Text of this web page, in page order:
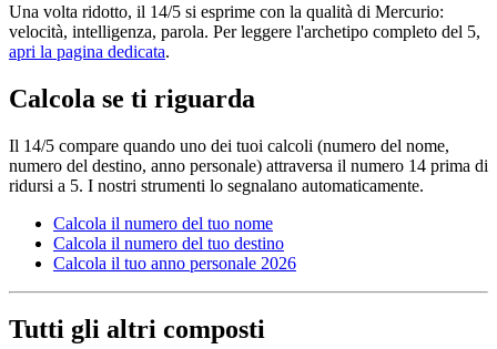
Una volta ridotto, il 14/5 si esprime con la qualità di Mercurio:
velocità, intelligenza, parola. Per leggere l'archetipo completo del 5,
apri la pagina dedicata.
Calcola se ti riguarda
Il 14/5 compare quando uno dei tuoi calcoli (numero del nome,
numero del destino, anno personale) attraversa il numero 14 prima di
ridursi a 5. I nostri strumenti lo segnalano automaticamente.
Calcola il numero del tuo nome
Calcola il numero del tuo destino
Calcola il tuo anno personale 2026
Tutti gli altri composti